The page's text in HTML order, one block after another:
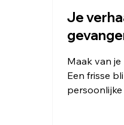
Je
Maak van
Een frisse